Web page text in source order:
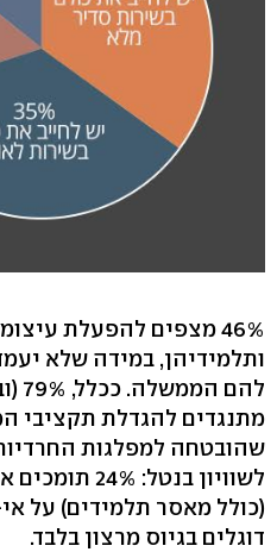
46% מצפים להפעלת
ותלמידיהן, במידה שלא
מתנגדים להגדלת תקציבי
לשוויון
דוגלים בגיוס מרצון בלבד.